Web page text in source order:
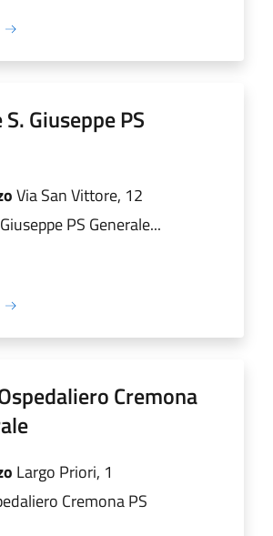
Giuseppe PS
Via San Vittore, 12
PS Generale...
Cremona
Largo Priori, 1
Cremona PS